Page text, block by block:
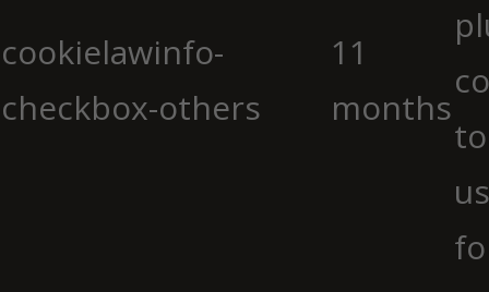
cookielawinfo-
checkbox-others
11
months